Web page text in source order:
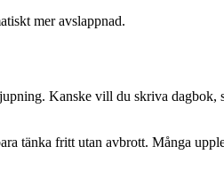
mer avslappnad.
Kanske vill du skriva dagbok,
tänka fritt utan avbrott. Många